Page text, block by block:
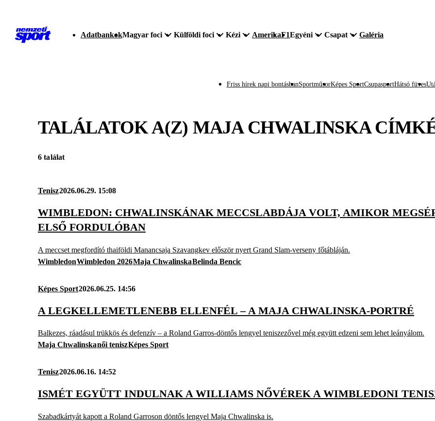
AdatbankokMagyar foci Külföldi foci Kézi AmerikaF1Egyéni Csapat Galéria
Friss hírek napi bontásbanSportműsorKépes SportCsupasportHátsó füves
TALÁLATOK A(Z) MAJA CHWALINSKA
6 találat
Tenisz2026.06.29. 15:08
WIMBLEDON: CHWALINSKÁNAK MECCSLABDÁJA VOLT, AMIKOR
ELSŐ FORDULÓBAN
A meccset megfordító thaiföldi Manancsaja Szavangkev először nyert Grand Slam-verseny főtábláján.
WimbledonWimbledon 2026Maja ChwalinskaBelinda Bencic
Képes Sport2026.06.25. 14:56
A LEGKELLEMETLENEBB ELLENFÉL – A MAJA CHWALINSKA-PORTRÉ
Balkezes, ráadásul trükkös és defenzív – a Roland Garros-döntős lengyel teniszezővel még együtt edzeni sem lehet leányálom.
Maja Chwalinskanői teniszKépes Sport
Tenisz2026.06.16. 14:52
ISMÉT EGYÜTT INDULNAK A WILLIAMS NŐVÉREK A WIMBLEDONI
Szabadkártyát kapott a Roland Garroson döntős lengyel Maja Chwalinska is.